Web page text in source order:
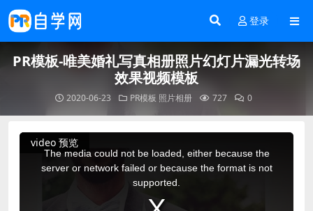
登录
PR模板-唯美婚礼写真相册照片幻灯片漏光转场
效果视频模板
2020-06-23 PR模板 照片相册 727 0
video 预览
This
The media could not be loaded, either because the
server or network failed or because the format is not
supported.